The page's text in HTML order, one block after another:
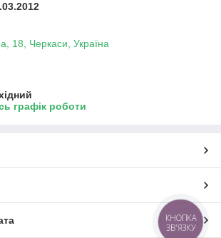
18, Черкаси, Україна
графік роботи
КНОПКА
ЗВ'ЯЗКУ